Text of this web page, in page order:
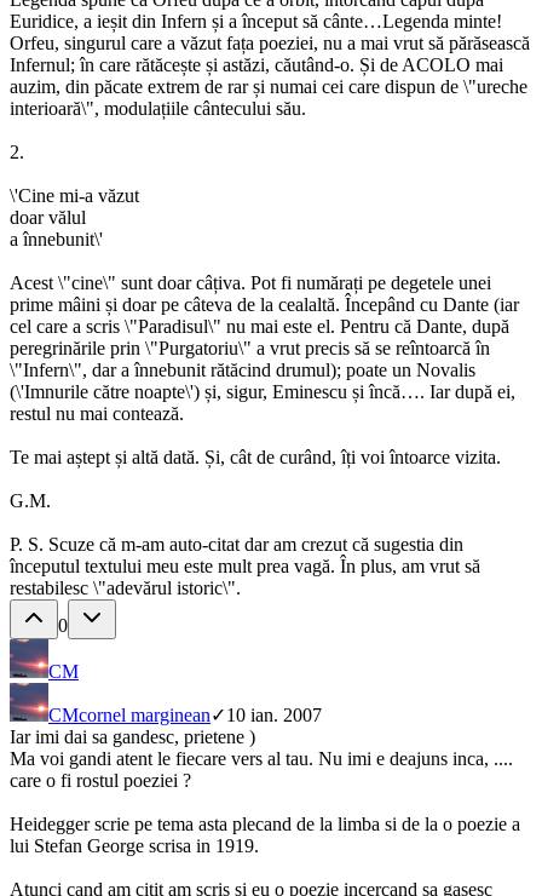
Euridice, a ieșit din Infern și a început să cânte…Legenda minte!
Orfeu, singurul care a văzut fața poeziei, nu a mai vrut să părăsească
Infernul; în care rătăcește și astăzi, căutând-o. Și de ACOLO mai
auzim, din păcate extrem de rar și numai cei care dispun de \"ureche
interioară\", modulațiile cântecului său.
2.
\'Cine mi-a văzut
doar vălul
a înnebunit\'
Acest \"cine\" sunt doar câțiva. Pot fi numărați pe degetele unei
prime mâini și doar pe câteva de la cealaltă. Începând cu Dante (iar
cel care a scris \"Paradisul\" nu mai este el. Pentru că Dante, după
peregrinările prin \"Purgatoriu\" a vrut precis să se reîntoarcă în
\"Infern\", dar a înnebunit rătăcind drumul); poate un Novalis
(\'Imnurile către noapte\') și, sigur, Eminescu și încă…. Iar după ei,
restul nu mai contează.
Te mai aștept și altă dată. Și, cât de curând, îți voi întoarce vizita.
G.M.
P. S. Scuze că m-am auto-citat dar am crezut că sugestia din
începutul textului meu este mult prea vagă. În plus, am vrut să
restabilesc \"adevărul istoric\".
0
CM
CMcornel marginean✓10 ian. 2007
Iar imi dai sa gandesc, prietene )
Ma voi gandi atent le fiecare vers al tau. Nu imi e deajuns inca, ....
care o fi rostul poeziei ?
Heidegger scrie pe tema asta plecand de la limba si de la o poezie a
lui Stefan George scrisa in 1919.
Atunci cand am citit am scris si eu o poezie incercand sa gasesc